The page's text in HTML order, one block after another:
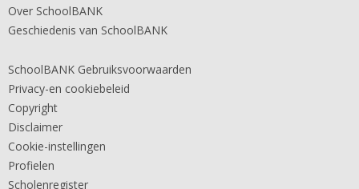
Over SchoolBANK
Geschiedenis van SchoolBANK
SchoolBANK Gebruiksvoorwaarden
Privacy-en cookiebeleid
Copyright
Disclaimer
Cookie-instellingen
Profielen
Scholenregister